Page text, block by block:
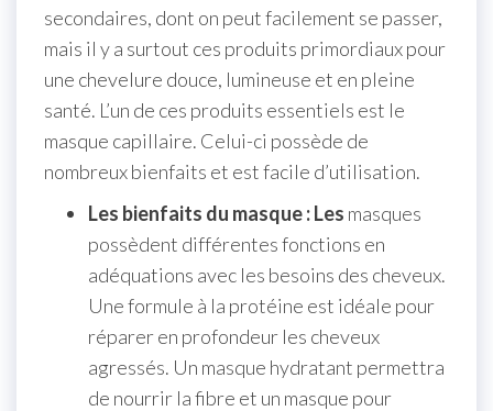
secondaires, dont on peut facilement se passer,
mais il y a surtout ces produits primordiaux pour
une chevelure douce, lumineuse et en pleine
santé. L’un de ces produits essentiels est le
masque capillaire. Celui-ci possède de
nombreux bienfaits et est facile d’utilisation.
Les bienfaits du masque : Les masques
possèdent différentes fonctions en
adéquations avec les besoins des cheveux.
Une formule à la protéine est idéale pour
réparer en profondeur les cheveux
agressés. Un masque hydratant permettra
de nourrir la fibre et un masque pour